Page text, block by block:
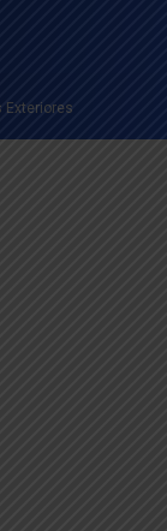
Exteriores